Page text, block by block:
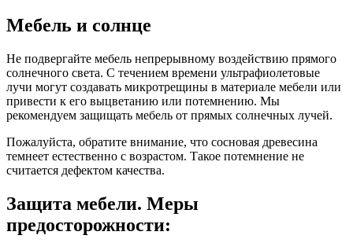
Мебель и солнце
Не подвергайте мебель непрерывному воздействию прямого
солнечного света. С течением времени ультрафиолетовые
лучи могут создавать микротрещины в материале мебели или
привести к его выцветанию или потемнению. Мы
рекомендуем защищать мебель от прямых солнечных лучей.
Пожалуйста, обратите внимание, что сосновая древесина
темнеет естественно с возрастом. Такое потемнение не
считается дефектом качества.
Защита мебели. Меры
предосторожности: